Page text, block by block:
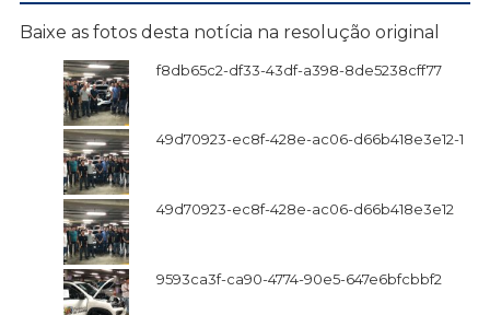
Baixe as fotos desta notícia na resolução original
f8db65c2-df33-43df-a398-8de5238cff77
49d70923-ec8f-428e-ac06-d66b418e3e12-1
49d70923-ec8f-428e-ac06-d66b418e3e12
9593ca3f-ca90-4774-90e5-647e6bfcbbf2